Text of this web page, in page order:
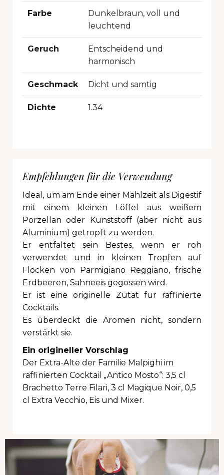
Farbe
Dunkelbraun, voll und
leuchtend
Geruch
Entscheidend und
harmonisch
Geschmack Dicht und samtig
Dichte 1.34
Empfehlungen für die Verwendung
Ideal, um am Ende einer Mahlzeit als Digestif
mit einem kleinen Löffel aus weißem
Porzellan oder Kunststoff (aber nicht aus
Aluminium) getropft zu werden.
Er entfaltet sein Bestes, wenn er roh
verwendet und in kleinen Tropfen auf
Flocken von Parmigiano Reggiano, frische
Erdbeeren, Sahneeis gegossen wird.
Er ist eine originelle Zutat für raffinierte
Cocktails.
Es überdeckt die Aromen nicht, sondern
verstärkt sie.
Ein origineller Vorschlag
Der Extra-Alte der Familie Malpighi im
raffinierten Cocktail „Antico Mosto“: 3,5 cl
Brachetto Terre Filari, 3 cl Magique Noir, 0,5
cl Extra Vecchio, Eis und Mixer.